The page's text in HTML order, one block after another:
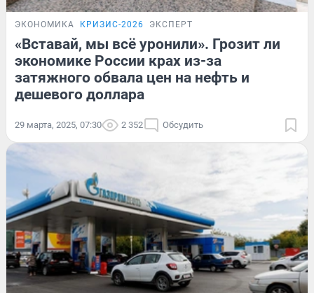
ЭКОНОМИКА КРИЗИС-2026 ЭКСПЕРТ
«Вставай, мы всё уронили». Грозит ли
экономике России крах из-за
затяжного обвала цен на нефть и
дешевого доллара
29 марта, 2025, 07:30 2 352 Обсудить